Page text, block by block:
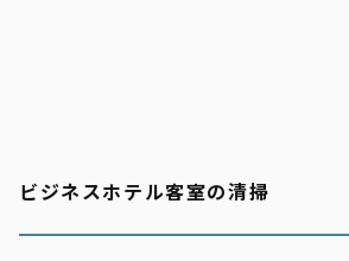
ビジネスホテル客室の清掃